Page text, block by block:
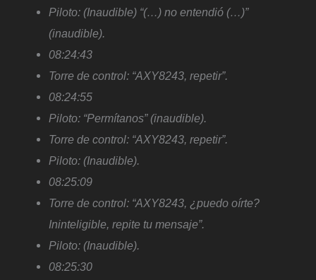
Piloto: (Inaudible) “(…) no entendió (…)”
(inaudible).
08:24:43
Torre de control: “AXY8243, repetir”.
08:24:55
Piloto: “Permítanos” (inaudible).
Torre de control: “AXY8243, repetir”.
Piloto: (Inaudible).
08:25:09
Torre de control: “AXY8243, ¿puedo oírte?
Ininteligible, repite tu mensaje”.
Piloto: (Inaudible).
08:25:30